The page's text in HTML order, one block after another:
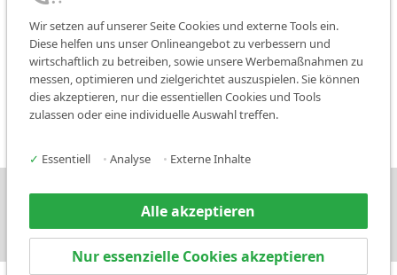
ins Ziel! Das ist ein unvergessliches und nicht leicht zu
beschreibendes Gefühl", so Patrick Wisinger.
Wir freuen uns über dieses tolle Ergebnis und sind stolz Sponsor
eines solchen Sportlers sein zu dürfen. Weiterhin viel Erfolg!
Karriere Presse
Wir setzen auf unserer Seite Cookies und externe Tools ein.
Diese helfen uns unser Onlineangebot zu verbessern und
wirtschaftlich zu betreiben, sowie unsere Werbemaßnahmen zu
messen, optimieren und zielgerichtet auszuspielen. Sie können
dies akzeptieren, nur die essentiellen Cookies und Tools
zulassen oder eine individuelle Auswahl treffen.
✓ Essentiell • Analyse • Externe Inhalte
Alle akzeptieren
Nur essenzielle Cookies akzeptieren